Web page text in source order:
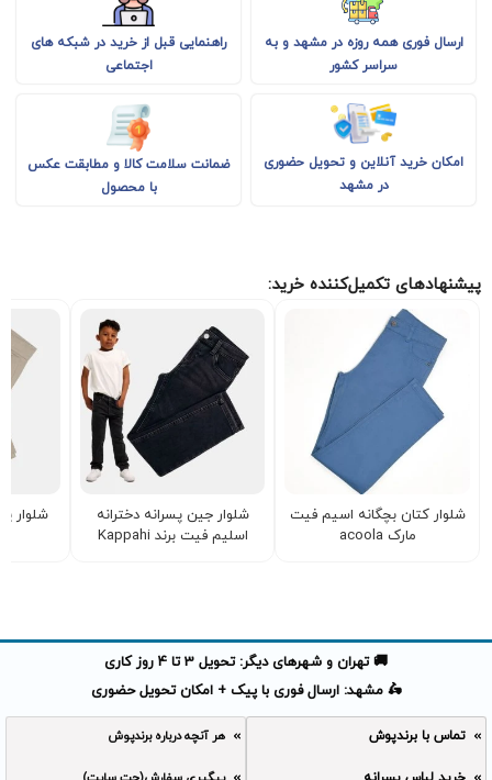
ارسال فوری همه روزه در مشهد و به
سراسر کشور
راهنمایی قبل از خرید در شبکه های
اجتماعی
امکان خرید آنلاین و تحویل حضوری
در مشهد
ضمانت سلامت کالا و مطابقت عکس
با محصول
پیشنهادهای تکمیل‌کننده خرید:
شلوار کتان بچگانه اسیم فیت
مارک acoola
شلوار جین پسرانه دخترانه
اسلیم فیت برند Kappahi
شلوار
🚚 تهران و شهرهای دیگر: تحویل 3 تا 4 روز کاری
🛵 مشهد: ارسال فوری با پیک + امکان تحویل حضوری
تماس با برندپوش هر آنچه درباره برندپوش